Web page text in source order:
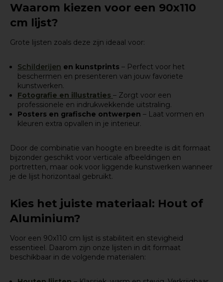
Waarom kiezen voor een 90x110
cm lijst?
Grote lijsten zoals deze zijn ideaal voor:
Schilderijen en kunstprints – Perfect voor het
beschermen en presenteren van jouw favoriete
kunstwerken.
Fotografie en illustraties – Zorgt voor een
professionele en indrukwekkende uitstraling.
Posters en grafische ontwerpen – Laat vormen en
kleuren extra opvallen in je interieur.
Door de combinatie van hoogte en breedte is dit formaat
bijzonder geschikt voor verticale afbeeldingen en
portretten, maar ook voor liggende kunstwerken wanneer
je de lijst horizontaal gebruikt.
Kies het juiste materiaal: Hout of
Aluminium?
Voor een 90x110 cm lijst is stabiliteit en stevigheid
essentieel. Daarom zijn onze lijsten in dit formaat
beschikbaar in de volgende materialen: